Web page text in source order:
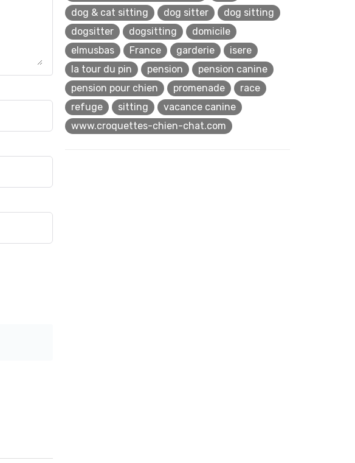
dog & cat sitting
dog sitter
dog sitting
dogsitter
dogsitting
domicile
elmusbas
France garderie
isere
la tour du pin
pension
pension canine
pension pour chien
promenade
race
refuge
sitting
vacance canine
www.croquettes-chien-chat.com